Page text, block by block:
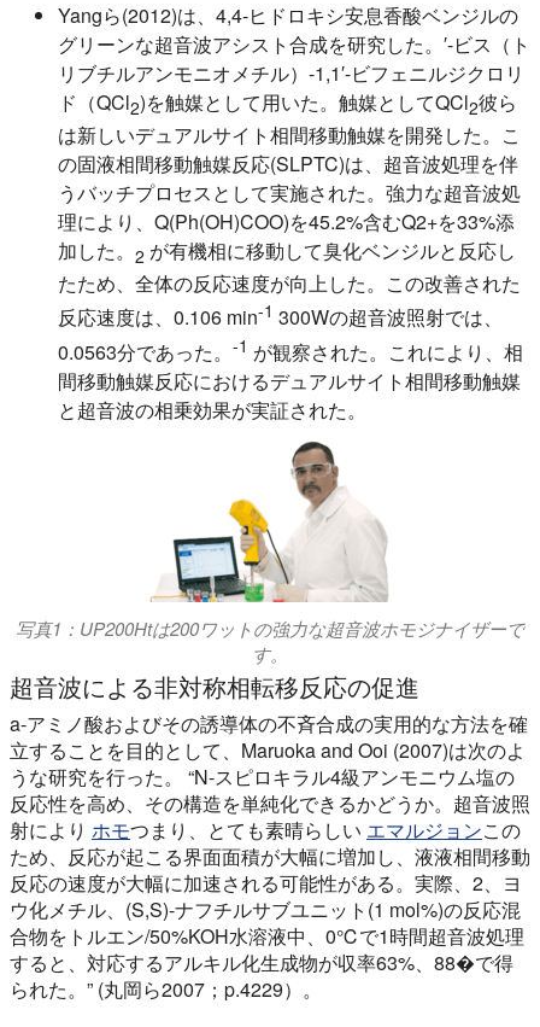
Yangら(2012)は、4,4-ヒドロキシ安息香酸ベンジルの
グリーンな超音波アシスト合成を研究した。′-ビス（ト
リブチルアンモニオメチル）-1,1′-ビフェニルジクロリ
ド（QCl2)を触媒として用いた。触媒としてQCl2彼ら
は新しいデュアルサイト相間移動触媒を開発した。こ
の固液相間移動触媒反応(SLPTC)は、超音波処理を伴
うバッチプロセスとして実施された。強力な超音波処
理により、Q(Ph(OH)COO)を45.2%含むQ2+を33%添
加した。 2 が有機相に移動して臭化ベンジルと反応し
たため、全体の反応速度が向上した。この改善された
反応速度は、0.106 min-1 300Wの超音波照射では、
0.0563分であった。 -1 が観察された。これにより、相
間移動触媒反応におけるデュアルサイト相間移動触媒
と超音波の相乗効果が実証された。
写真1：UP200Htは200ワットの強力な超音波ホモジナイザーで
す。
超音波による非対称相転移反応の促進
a-アミノ酸およびその誘導体の不斉合成の実用的な方法を確
立することを目的として、Maruoka and Ooi (2007)は次のよ
うな研究を行った。 “N-スピロキラル4級アンモニウム塩の
反応性を高め、その構造を単純化できるかどうか。超音波照
射により ホモつまり、とても素晴らしい エマルジョンこの
ため、反応が起こる界面面積が大幅に増加し、液液相間移動
反応の速度が大幅に加速される可能性がある。実際、2、ヨ
ウ化メチル、(S,S)-ナフチルサブユニット(1 mol%)の反応混
合物をトルエン/50%KOH水溶液中、0℃で1時間超音波処理
すると、対応するアルキル化生成物が収率63%、88�で得
られた。” (丸岡ら2007；p.4229）。